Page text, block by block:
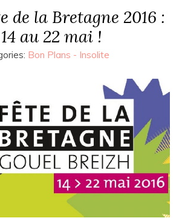
de la Bretagne 2016 :
au 22 mai !
Bon Plans - Insolite